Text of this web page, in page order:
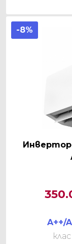
-8%
A++/
клас